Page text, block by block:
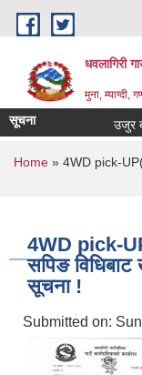
Skip to main content
धवलागिरी
मुना, म्याग्दी,
सूचना उजुर
You are
Home» 4WD pick-UP(
4WD pick-
सपिङ विधिबाट
सूचना !
Submitted on: